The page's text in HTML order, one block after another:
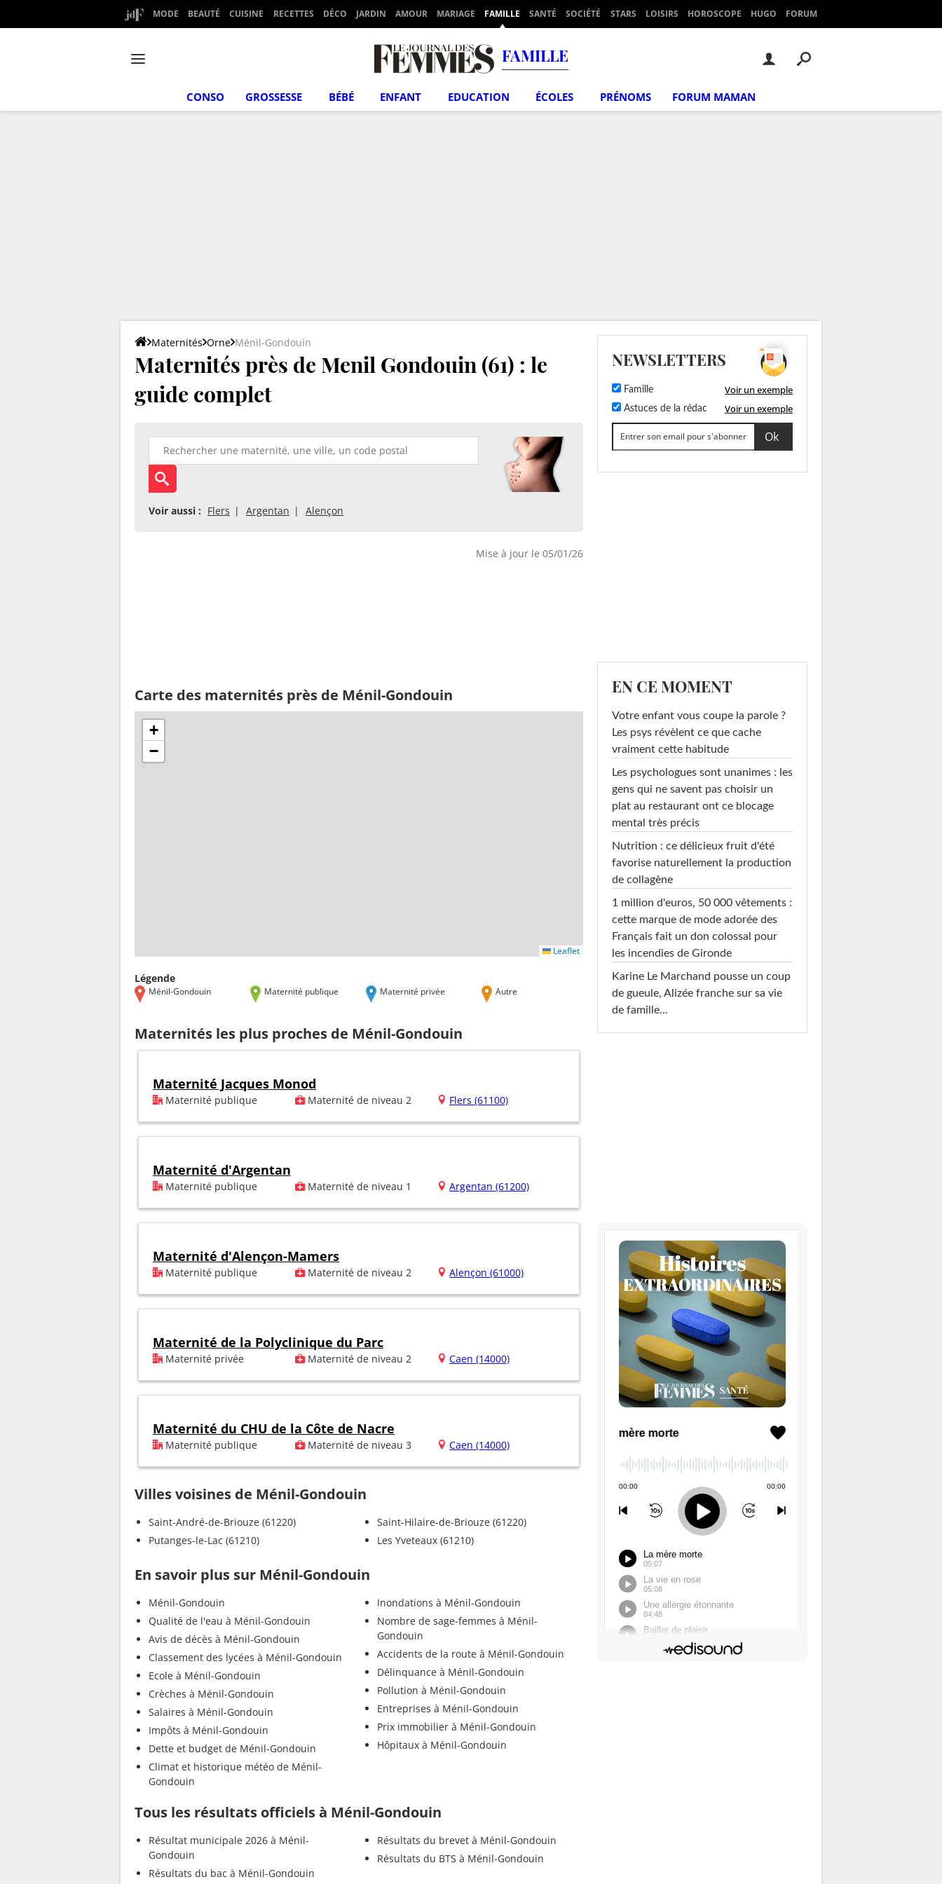
MODE BEAUTÉ CUISINE RECETTES DÉCO JARDIN AMOUR MARIAGE FAMILLE SANTÉ SOCIÉTÉ STARS LOISIRS HOROSCOPE HUGO FORUM
FAMILLE
CONSO GROSSESSE BÉBÉ ENFANT EDUCATION ÉCOLES PRÉNOMS FORUM MAMAN
Maternités Orne Ménil-Gondouin
Maternités près de Menil Gondouin (61) : le
guide complet
Voir aussi : Flers Argentan Alençon
Mise à jour le 05/01/26
Carte des maternités près de Ménil-Gondouin
+
−
Leaflet
Légende
Ménil-Gondouin Maternité publique Maternité privée Autre
Maternités les plus proches de Ménil-Gondouin
Maternité Jacques Monod
Maternité publique Maternité de niveau 2 Flers (61100)
Maternité d'Argentan
Maternité publique Maternité de niveau 1 Argentan (61200)
Maternité d'Alençon-Mamers
Maternité publique Maternité de niveau 2 Alençon (61000)
Maternité de la Polyclinique du Parc
Maternité privée Maternité de niveau 2 Caen (14000)
Maternité du CHU de la Côte de Nacre
Maternité publique Maternité de niveau 3 Caen (14000)
Villes voisines de Ménil-Gondouin
Saint-André-de-Briouze (61220)
Putanges-le-Lac (61210)
Saint-Hilaire-de-Briouze (61220)
Les Yveteaux (61210)
En savoir plus sur Ménil-Gondouin
Ménil-Gondouin
Qualité de l'eau à Ménil-Gondouin
Avis de décès à Ménil-Gondouin
Classement des lycées à Ménil-Gondouin
Ecole à Ménil-Gondouin
Crèches à Ménil-Gondouin
Salaires à Ménil-Gondouin
Impôts à Ménil-Gondouin
Dette et budget de Ménil-Gondouin
Climat et historique météo de Ménil-
Gondouin
Inondations à Ménil-Gondouin
Nombre de sage-femmes à Ménil-
Gondouin
Accidents de la route à Ménil-Gondouin
Délinquance à Ménil-Gondouin
Pollution à Ménil-Gondouin
Entreprises à Ménil-Gondouin
Prix immobilier à Ménil-Gondouin
Hôpitaux à Ménil-Gondouin
Tous les résultats officiels à Ménil-Gondouin
Résultat municipale 2026 à Ménil-
Gondouin
Résultats du bac à Ménil-Gondouin
Résultats du brevet à Ménil-Gondouin
Résultats du BTS à Ménil-Gondouin
NEWSLETTERS
Famille Voir un exemple
Astuces de la rédac Voir un exemple
EN CE MOMENT
Votre enfant vous coupe la parole ?
Les psys révèlent ce que cache
vraiment cette habitude
Les psychologues sont unanimes : les
gens qui ne savent pas choisir un
plat au restaurant ont ce blocage
mental très précis
Nutrition : ce délicieux fruit d'été
favorise naturellement la production
de collagène
1 million d'euros, 50 000 vêtements :
cette marque de mode adorée des
Français fait un don colossal pour
les incendies de Gironde
Karine Le Marchand pousse un coup
de gueule, Alizée franche sur sa vie
de famille...